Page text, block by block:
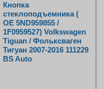
Кнопка
стеклоподъемника (
OE 5ND959855 /
1F0959527) Volkswagen
Tiguan / Фольксваген
Тигуан 2007-2016 111229
BS Auto